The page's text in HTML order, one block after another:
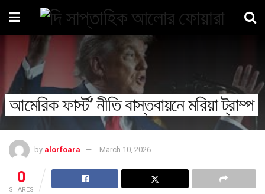
আমেরিক ফার্স্ট’ নীতি বাস্তবায়নে মরিয়া ট্রাম্প
by alorfoara March 10, 2026
0
SHARES